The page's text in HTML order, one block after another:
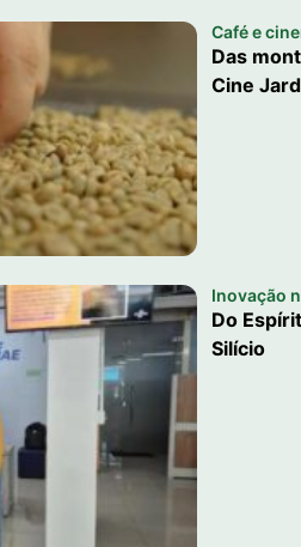
Café e
Das
Cine
Inovação
Do
Silício